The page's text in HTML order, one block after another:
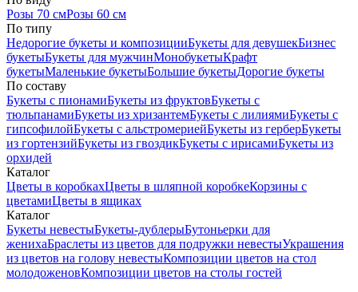
Розы 70 смРозы 60 см
По типу
Недорогие букеты и композицииБукеты для девушекБизнес
букетыБукеты для мужчинМонобукетыКрафт
букетыМаленькие букетыБольшие букетыДорогие букеты
По составу
Букеты с пионамиБукеты из фруктовБукеты с
тюльпанамиБукеты из хризантемБукеты с лилиямиБукеты с
гипсофилойБукеты с альстромериейБукеты из герберБукеты
из гортензийБукеты из гвоздикБукеты с ирисамиБукеты из
орхидей
Каталог
Цветы в коробкахЦветы в шляпной коробкеКорзины с
цветамиЦветы в ящиках
Каталог
Букеты невестыБукеты-дублерыБутоньерки для
женихаБраслеты из цветов для подружки невестыУкрашения
из цветов на голову невестыКомпозиции цветов на стол
молодоженовКомпозиции цветов на столы гостей